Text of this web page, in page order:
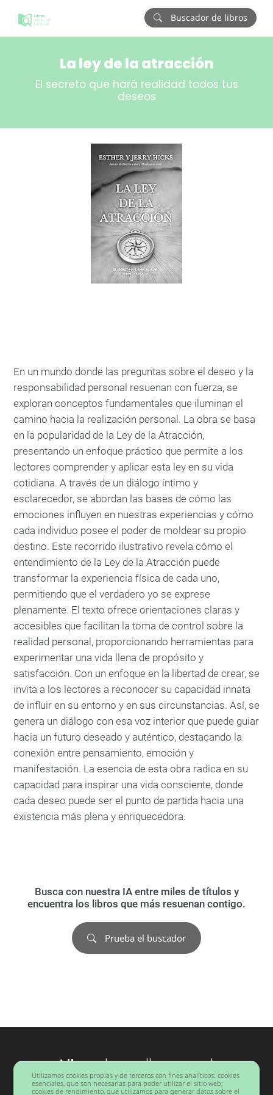
Buscador de libros
La ley de la atracción
El secreto que hará realidad todos tus
deseos
En un mundo donde las preguntas sobre el deseo y la
responsabilidad personal resuenan con fuerza, se
exploran conceptos fundamentales que iluminan el
camino hacia la realización personal. La obra se basa
en la popularidad de la Ley de la Atracción,
presentando un enfoque práctico que permite a los
lectores comprender y aplicar esta ley en su vida
cotidiana. A través de un diálogo íntimo y
esclarecedor, se abordan las bases de cómo las
emociones influyen en nuestras experiencias y cómo
cada individuo posee el poder de moldear su propio
destino. Este recorrido ilustrativo revela cómo el
entendimiento de la Ley de la Atracción puede
transformar la experiencia física de cada uno,
permitiendo que el verdadero yo se exprese
plenamente. El texto ofrece orientaciones claras y
accesibles que facilitan la toma de control sobre la
realidad personal, proporcionando herramientas para
experimentar una vida llena de propósito y
satisfacción. Con un enfoque en la libertad de crear, se
invita a los lectores a reconocer su capacidad innata
de influir en su entorno y en sus circunstancias. Así, se
genera un diálogo con esa voz interior que puede guiar
hacia un futuro deseado y auténtico, destacando la
conexión entre pensamiento, emoción y
manifestación. La esencia de esta obra radica en su
capacidad para inspirar una vida consciente, donde
cada deseo puede ser el punto de partida hacia una
existencia más plena y enriquecedora.
Busca con nuestra IA entre miles de títulos y
encuentra los libros que más resuenan contigo.
Prueba el buscador
Librosdesarrollo personal
Barcelona
Utilizamos cookies propias y de terceros con fines analíticos: cookies
esenciales, que son necesarias para poder utilizar el sitio web;
cookies de rendimiento, que utilizamos para generar datos sobre el